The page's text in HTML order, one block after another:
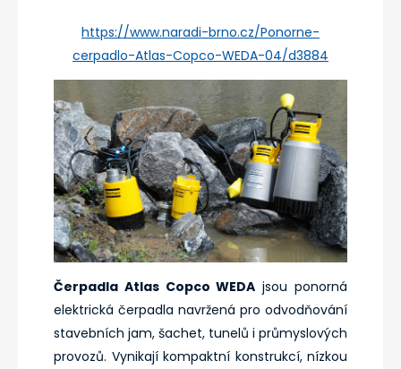
https://www.naradi-brno.cz/Ponorne-
cerpadlo-Atlas-Copco-WEDA-04/d3884
Čerpadla Atlas Copco WEDA jsou ponorná
elektrická čerpadla navržená pro odvodňování
stavebních jam, šachet, tunelů i průmyslových
provozů. Vynikají kompaktní konstrukcí, nízkou